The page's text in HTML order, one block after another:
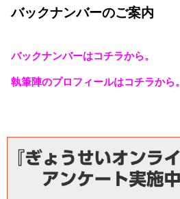
バックナンバーのご案内
バックナンバーはコチラから。
執筆陣のプロフィールはコチラから。